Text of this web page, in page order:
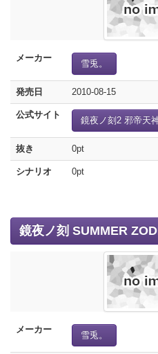
メーカー
雪兎。
発売日 2010-08-15
公式サイト
鏡夜ノ刻2 邪帝天
抜き 0pt
シナリオ 0pt
鏡夜ノ刻 SUMMER
メーカー
雪兎。